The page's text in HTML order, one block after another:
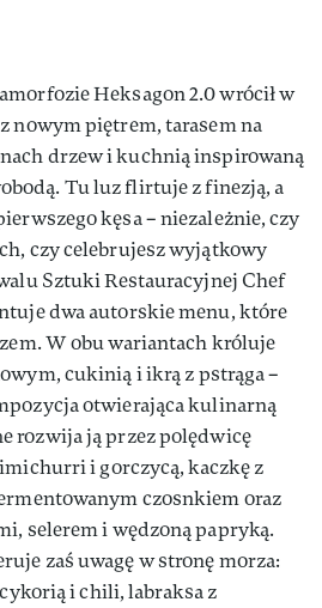
Heksagon 2.0 wrócił w
nowym piętrem, tarasem na
drzew i kuchnią inspirowaną
Tu luz flirtuje z finezją, a
kęsa – niezależnie, czy
czy celebrujesz wyjątkowy
Sztuki Restauracyjnej Chef
dwa autorskie menu, które
W obu wariantach króluje
cukinią i ikrą z pstrąga –
otwierająca kulinarną
rozwija ją przez polędwicę
i gorczycą, kaczkę z
czosnkiem oraz
selerem i wędzoną papryką.
zaś uwagę w stronę morza:
i chili, labraksa z